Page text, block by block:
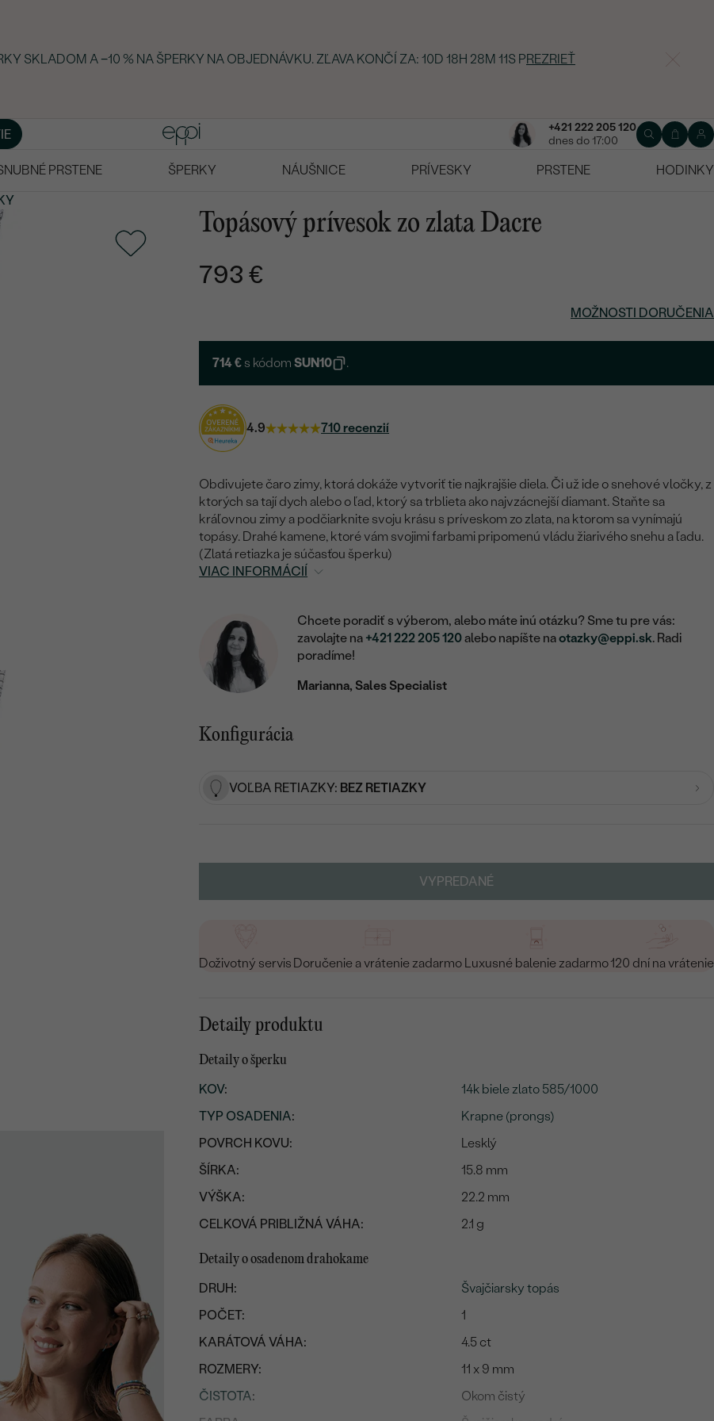
SKLADOM A −10 % NA ŠPERKY NA OBJEDNÁVKU. ZĽAVA KONČÍ ZA: 10D 18H 28M 10S PREZRIEŤ
+421 222 205 120
dnes do 17:00
PRSTENE ŠPERKY NÁUŠNICE PRÍVESKY PRSTENE
HODINKY
Topásový prívesok zo zlata Dacre
793 €
MOŽNOSTI DORUČENIA
714 € s kódomSUN10 .
4.9 710 recenzií
Obdivujete čaro zimy, ktorá dokáže vytvoriť tie najkrajšie diela. Či už ide o snehové vločky, z
ktorých sa tají dych alebo o ľad, ktorý sa trblieta ako najvzácnejší diamant. Staňte sa
kráľovnou zimy a podčiarknite svoju krásu s príveskom zo zlata, na ktorom sa vynímajú
topásy. Drahé kamene, ktoré vám svojimi farbami pripomenú vládu žiarivého snehu a ľadu.
(Zlatá retiazka je súčasťou šperku)
VIAC INFORMÁCIÍ
Chcete poradiť s výberom, alebo máte inú otázku? Sme tu pre vás:
zavolajte na +421 222 205 120alebo napíšte naotazky@eppi.sk. Radi
poradíme!
Marianna, Sales Specialist
Konfigurácia
VOĽBA RETIAZKY: BEZ RETIAZKY
VYPREDANÉ
Doživotný servis Doručenie a vrátenie zadarmo Luxusné balenie zadarmo120 dní na vrátenie
Detaily produktu
Detaily o šperku
KOV:
14k biele zlato 585/1000
TYP OSADENIA:
Krapne (prongs)
POVRCH KOVU:
Lesklý
ŠÍRKA:
15.8 mm
VÝŠKA:
22.2 mm
CELKOVÁ PRIBLIŽNÁ VÁHA:
2.1 g
Detaily o osadenom drahokame
DRUH:
Švajčiarsky topás
POČET:
1
KARÁTOVÁ VÁHA:
4.5 ct
ROZMERY:
11 x 9 mm
ČISTOTA:
Okom čistý